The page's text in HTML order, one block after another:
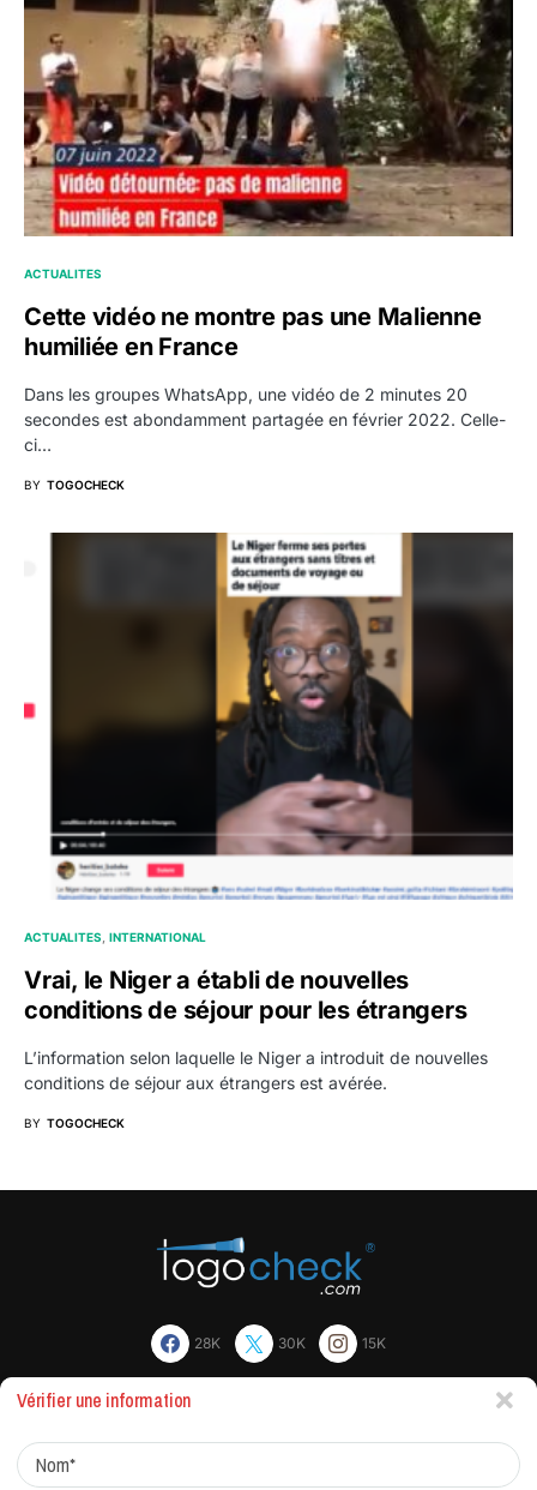
ACTUALITES
Cette vidéo ne montre pas une Malienne
humiliée en France
Dans les groupes WhatsApp, une vidéo de 2 minutes 20
secondes est abondamment partagée en février 2022. Celle-
ci…
BY TOGOCHECK
ACTUALITES INTERNATIONAL
Vrai, le Niger a établi de nouvelles
conditions de séjour pour les étrangers
L’information selon laquelle le Niger a introduit de nouvelles
conditions de séjour aux étrangers est avérée.
BY TOGOCHECK
28K 30K 15K
Actualites
Factchecking et règle de rédaction
Protocole de correction
Traitement des réclamations
Vérifier une information